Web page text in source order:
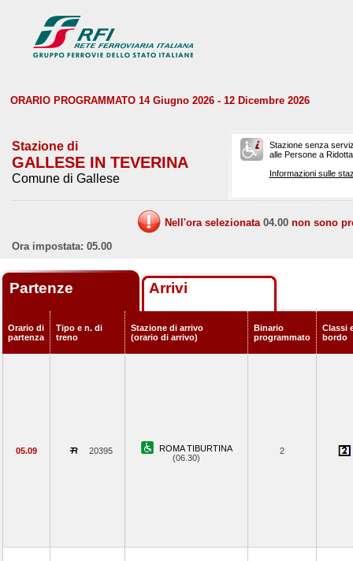
ORARIO PROGRAMMATO 14 Giugno 2026 - 12 Dicembre 2026
Stazione di
GALLESE IN TEVERINA
Comune di Gallese
Stazione senza
alle Persone a
Informazioni sulle
Nell'ora selezionata 04.00 non sono
Ora impostata: 05.00
Partenze Arrivi
Orario di
partenza
Tipo e n. di
treno
Stazione di arrivo
(orario di arrivo)
Binario
programmato
Classi
bordo
05.09 20395
ROMA TIBURTINA
(06.30)
2